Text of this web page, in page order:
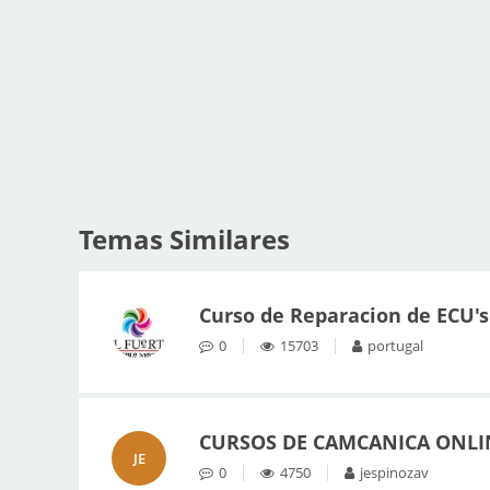
Temas Similares
Curso de Reparacion de ECU's
0 15703 portugal
JE
CURSOS DE CAMCANICA
0 4750 jespinozav